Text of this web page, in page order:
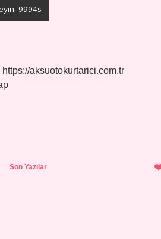
https://aksuotokurtarici.com.tr
Son Yazılar